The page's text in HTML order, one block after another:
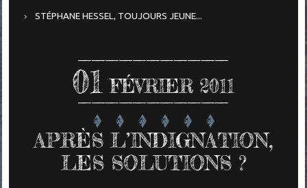
STÉPHANE HESSEL, TOUJOURS JEUNE...
01 FÉVRIER 2011
APRÈS L’INDIGNATION,
LES SOLUTIONS ?